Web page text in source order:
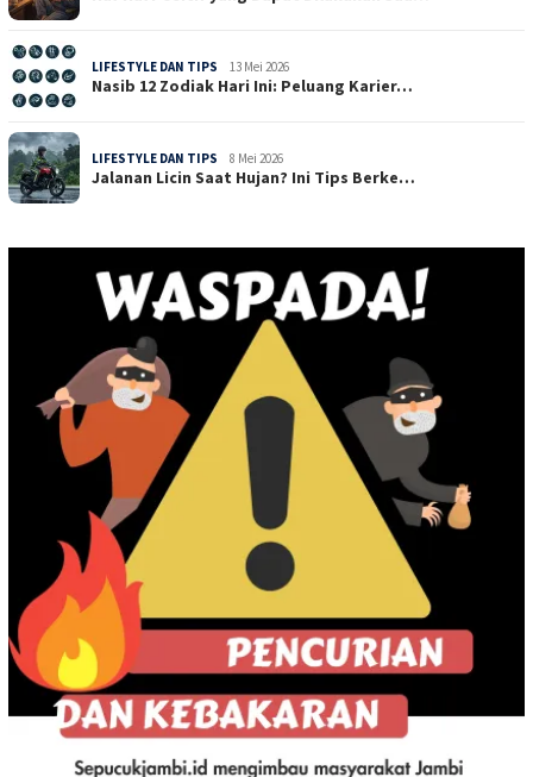
LIFESTYLE DAN TIPS 13 Mei 2026
Nasib 12 Zodiak Hari Ini: Peluang Karier…
LIFESTYLE DAN TIPS 8 Mei 2026
Jalanan Licin Saat Hujan? Ini Tips Berke…